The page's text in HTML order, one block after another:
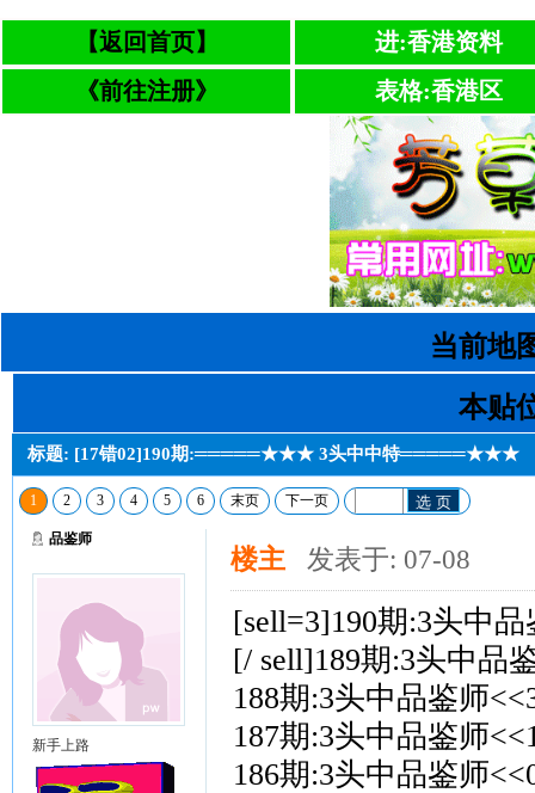
【返回首页】
进:香港资料
《前往注册》
表格:香港区
当前地
本贴
标题: [17错02]190期:═════★★★ 3头中中特═════★★★
1 2 3 4 5 6 末页 下一页 选 页
品鉴师
新手上路
楼主 发表于: 07-08
[sell=3]190期:3头中
[/ sell]189期:3头中品
188期:3头中品鉴师
187期:3头中品鉴师
186期:3头中品鉴师